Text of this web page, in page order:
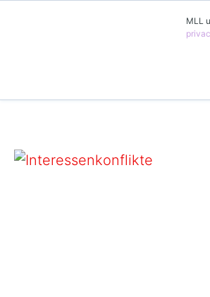
MLL